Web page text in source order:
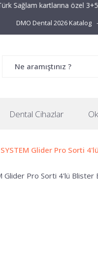
Sağlam kartlarına özel 3+5
DMO Dental 2026 Katalog
Dental Cihazlar
Glider Pro Sorti